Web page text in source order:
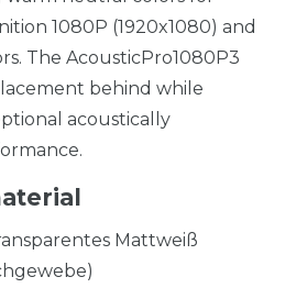
1080P (1920x1080) and
The AcousticPro1080P3
behind while
acoustically
Mattweiß